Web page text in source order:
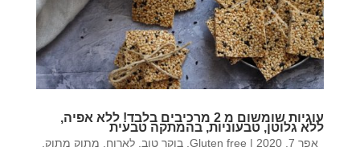
עוגיות שומשום מ 2 מרכיבים בלבד! ללא אפיה,
ללא גלוטן, טבעוניות, בהמתקה טבעית
אפר 7, 2020 |
Gluten free בוקר טוב לארוח מתוק מתוק